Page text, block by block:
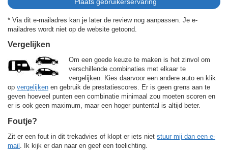
* Via dit e-mailadres kan je later de review nog aanpassen. Je e-
mailadres wordt niet op de website getoond.
Vergelijken
Om een goede keuze te maken is het zinvol om
verschillende combinaties met elkaar te
vergelijken. Kies daarvoor een andere auto en klik
op vergelijken en gebruik de prestatiescores. Er is geen grens aan te
geven hoeveel punten een combinatie minimaal zou moeten scoren en
er is ook geen maximum, maar een hoger puntental is altijd beter.
Foutje?
Zit er een fout in dit trekadvies of klopt er iets niet stuur mij dan een e-
mail
. Ik kijk er dan naar en geef een toelichting.